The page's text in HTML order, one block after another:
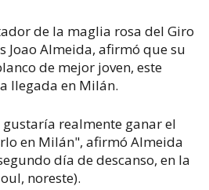
de la maglia rosa del Giro
Joao Almeida, afirmó que su
de mejor joven, este
llegada en Milán.
gustaría realmente ganar el
en Milán", afirmó Almeida
día de descanso, en la
noreste).